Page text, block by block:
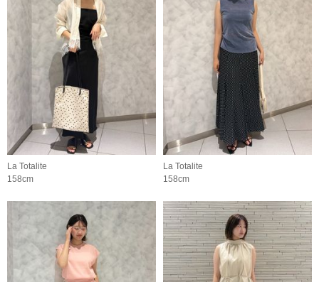
La Totalite
158cm
La Totalite
158cm